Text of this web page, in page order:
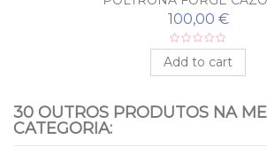
100,00 €
Add to cart
30 OUTROS PRODUTOS NA
CATEGORIA: